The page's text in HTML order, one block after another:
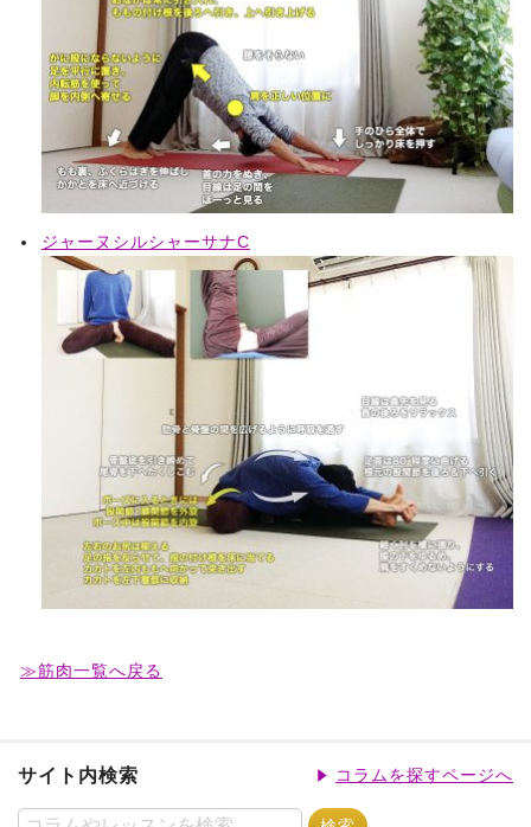
ジャーヌシルシャーサナC
≫筋肉一覧へ戻る
サイト内検索 コラムを探すページへ